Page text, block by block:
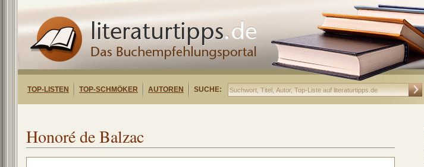
TOP-LISTEN TOP-SCHMÖKER AUTOREN SUCHE:
Honoré de Balzac